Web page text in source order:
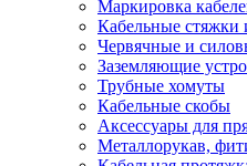
Маркировка
Кабельные стяжки
Червячные и
Заземляющие
Трубные хомуты
Кабельные скобы
Аксессуары для
Металлорукав,